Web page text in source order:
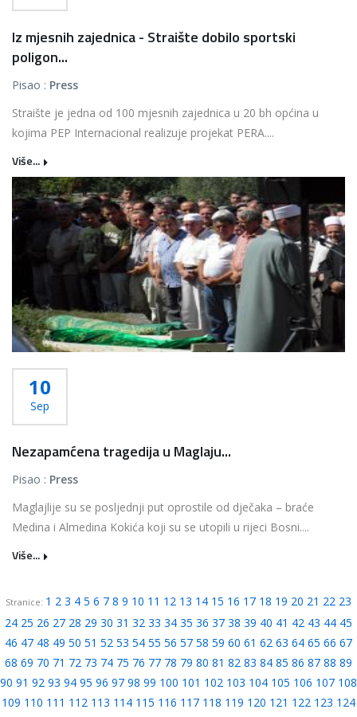
Iz mjesnih zajednica - Straište dobilo sportski
poligon...
Pisao : Press
Straište je jedna od 100 mjesnih zajednica u 20 bh općina u
kojima PEP Internacional realizuje projekat PERA....
Više...
10
Sep
Nezapamćena tragedija u Maglaju...
Pisao : Press
Maglajlije su se posljednji put oprostile od dječaka – braće
Medina i Almedina Kokića koji su se utopili u rijeci Bosni....
Više...
Stranice: 1 2 3 4 5 6 7 8 9 10 11 12 13 14 15 16 17 18 19 20 21 22 23
24 25 26 27 28 29 30 31 32 33 34 35 36 37 38 39 40 41 42 43 44 45
46 47 48 49 50 51 52 53 54 55 56 57 58 59 60 61 62 63 64 65 66 67
68 69 70 71 72 73 74 75 76 77 78 79 80 81 82 83 84 85 86 87 88 89
90 91 92 93 94 95 96 97 98 99 100 101 102 103 104 105 106 107 108
109 110 111 112 113 114 115 116 117 118 119 120 121 122 123 124